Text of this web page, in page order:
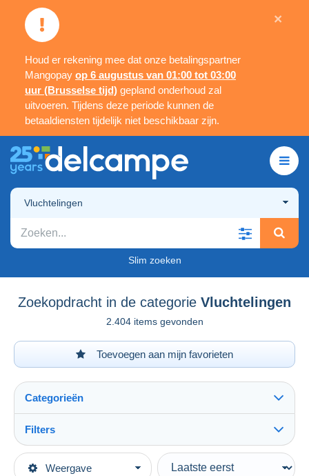
Houd er rekening mee dat onze betalingspartner
Mangopay op 6 augustus van 01:00 tot 03:00
uur (Brusselse tijd) gepland onderhoud zal
uitvoeren. Tijdens deze periode kunnen de
betaaldiensten tijdelijk niet beschikbaar zijn.
×
Vluchtelingen
Slim zoeken
Zoekopdracht in de categorie Vluchtelingen
2.404 items gevonden
Toevoegen aan mijn favorieten
Weergave
Categorieën
Topcategorieën
Filters
Type verkopen